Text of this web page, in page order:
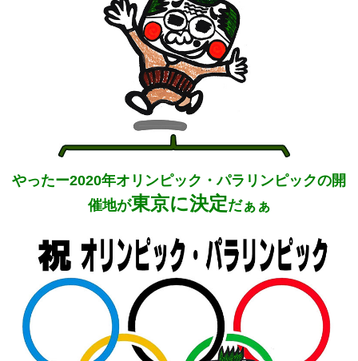
やったー2020年オリンピック・パラリンピックの開
催地が東京に決定だぁぁ